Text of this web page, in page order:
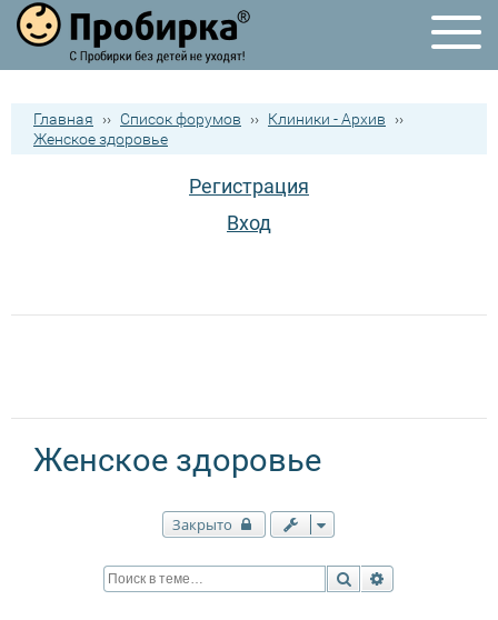
Главная ›› Список форумов ›› Клиники - Архив
››
Женское здоровье
Регистрация
Вход
Женское здоровье
Закрыто
Поиск